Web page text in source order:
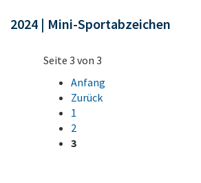
2024 | Mini-Sportabzeichen
Seite 3 von 3
Anfang
Zurück
1
2
3